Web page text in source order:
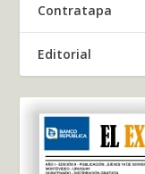
Contratapa
Editorial